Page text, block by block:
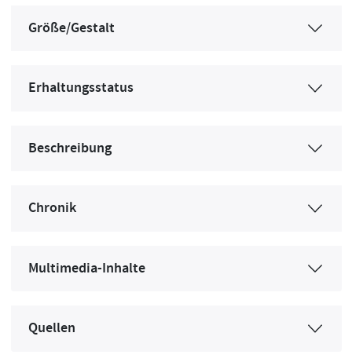
Größe/Gestalt
Erhaltungsstatus
Beschreibung
Chronik
Multimedia-Inhalte
Quellen